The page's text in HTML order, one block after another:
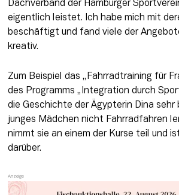
Dachverband der Hamburger
eigentlich leistet. Ich habe mich mit
beschäftigt und fand viele der
kreativ.
Zum Beispiel das „Fahrradtraining für
des Programms „Integration durch
die Geschichte der Ägypterin Dina sehr
junges Mädchen nicht Fahrradfahren
nimmt sie an einem der Kurse teil und
darüber.